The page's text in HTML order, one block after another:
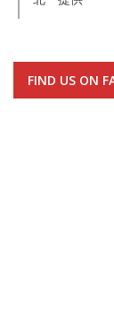
FIND US ON